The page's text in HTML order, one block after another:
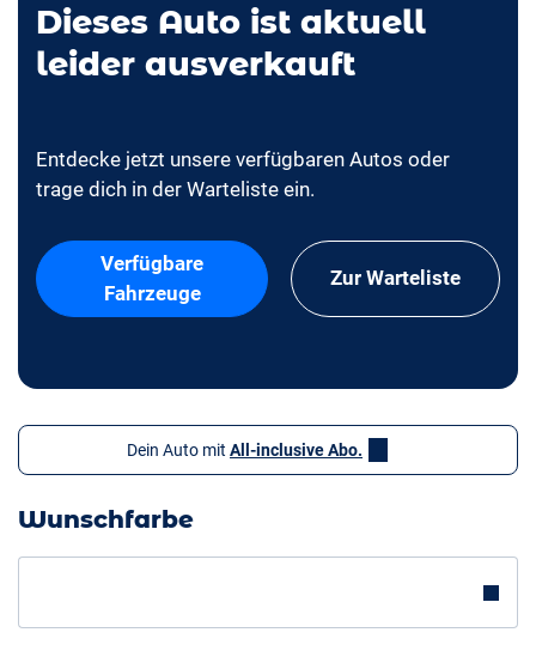
Dieses Auto ist aktuell
leider ausverkauft
Entdecke jetzt unsere verfügbaren Autos oder
trage dich in der Warteliste ein.
Verfügbare
Fahrzeuge
Zur Warteliste
Dein Auto mit All-inclusive Abo.
Wunschfarbe